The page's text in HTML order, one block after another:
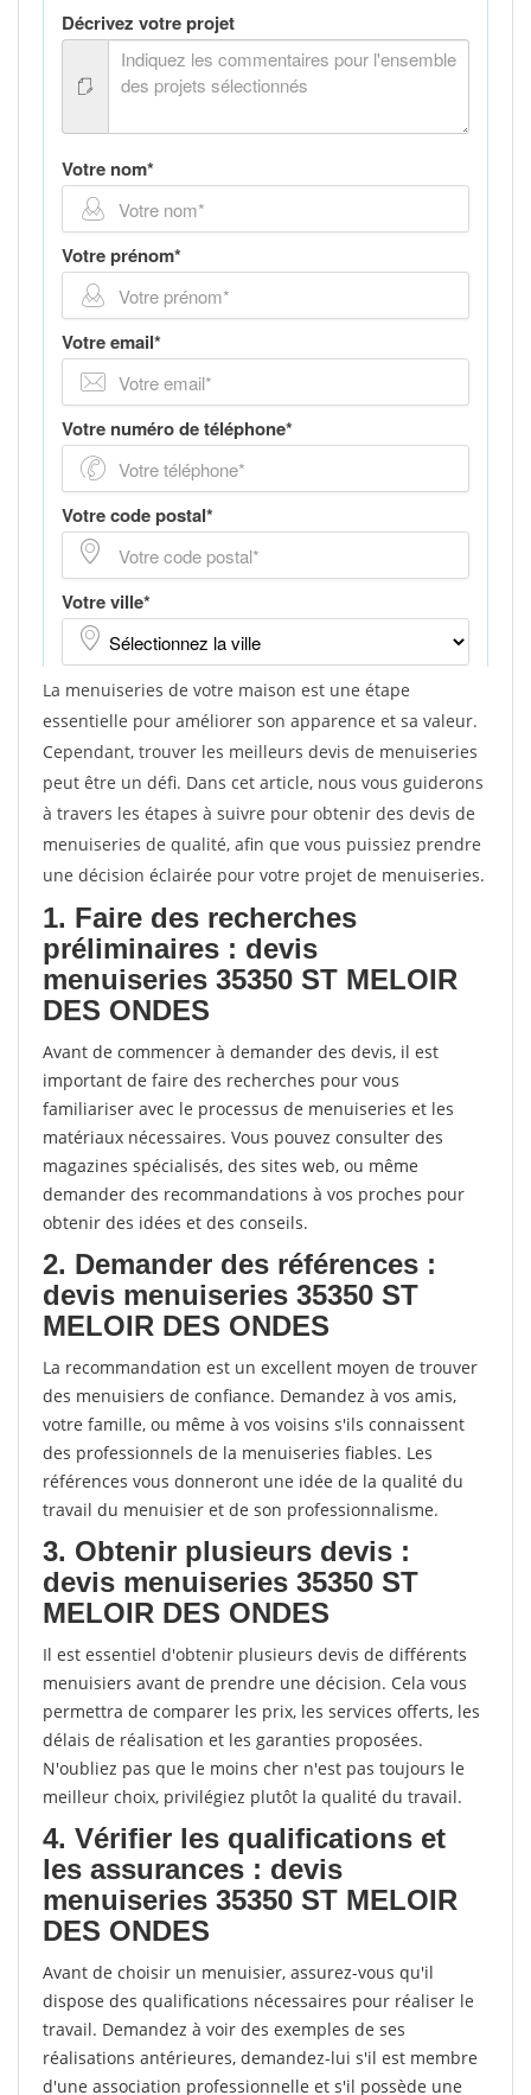
La menuiseries de votre maison est une étape
essentielle pour améliorer son apparence et sa valeur.
Cependant, trouver les meilleurs devis de menuiseries
peut être un défi. Dans cet article, nous vous guiderons
à travers les étapes à suivre pour obtenir des devis de
menuiseries de qualité, afin que vous puissiez prendre
une décision éclairée pour votre projet de menuiseries.
1. Faire des recherches
préliminaires : devis
menuiseries 35350 ST MELOIR
DES ONDES
Avant de commencer à demander des devis, il est
important de faire des recherches pour vous
familiariser avec le processus de menuiseries et les
matériaux nécessaires. Vous pouvez consulter des
magazines spécialisés, des sites web, ou même
demander des recommandations à vos proches pour
obtenir des idées et des conseils.
2. Demander des références :
devis menuiseries 35350 ST
MELOIR DES ONDES
La recommandation est un excellent moyen de trouver
des menuisiers de confiance. Demandez à vos amis,
votre famille, ou même à vos voisins s'ils connaissent
des professionnels de la menuiseries fiables. Les
références vous donneront une idée de la qualité du
travail du menuisier et de son professionnalisme.
3. Obtenir plusieurs devis :
devis menuiseries 35350 ST
MELOIR DES ONDES
Il est essentiel d'obtenir plusieurs devis de différents
menuisiers avant de prendre une décision. Cela vous
permettra de comparer les prix, les services offerts, les
délais de réalisation et les garanties proposées.
N'oubliez pas que le moins cher n'est pas toujours le
meilleur choix, privilégiez plutôt la qualité du travail.
4. Vérifier les qualifications et
les assurances : devis
menuiseries 35350 ST MELOIR
DES ONDES
Avant de choisir un menuisier, assurez-vous qu'il
dispose des qualifications nécessaires pour réaliser le
travail. Demandez à voir des exemples de ses
réalisations antérieures, demandez-lui s'il est membre
d'une association professionnelle et s'il possède une